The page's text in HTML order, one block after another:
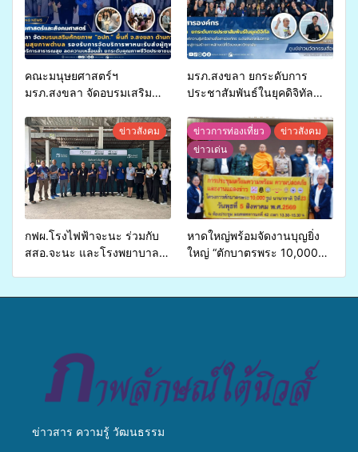
คณะมนุษยศาสตร์ฯ
มรภ.สงขลา จัดอบรมเสริม
จ่ายงบกองทุนสุขภาพตำบล
รองรับการจัดบริการพาหนะรับ
ส่งผู้ทุพพลภาพเพื่อเข้ารับ
บริการสาธารณสุข ลดความ
เหลื่อมล้ำ ยกระดับคุณภาพ
ชีวิตประชาชนอย่างยั่งยืน
มรภ.สงขลา ยกระดับการ
ประชาสัมพันธ์ในยุคดิจิทัล
ข่ายสื่อสารองค์กร ระดมสมอง
วางแนวทางการทำงาน ปูทาง
สู่การสร้างภาพลักษณ์ที่ดีของ
มหาวิทยาลัย
ข่าวสังคม
กฟผ.โรงไฟฟ้าจะนะ ร่วมกับ
สสอ.จะนะ และโรงพยาบาล
ข่าวการท่องเที่ยว
ข่าวสังคม
ข่าวเด่น
หาดใหญ่พร้อมจัดงานบุญยิ่ง
ใหญ่ “ตักบาตรพระ 10,000
ข่าวสาร ความรู้ วัฒนธรรม